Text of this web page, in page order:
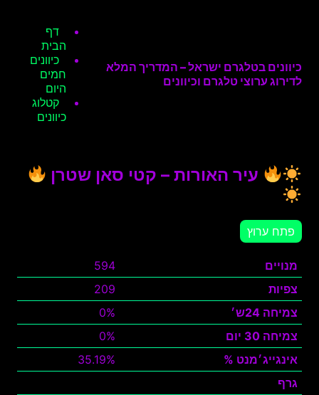
כיוונים בטלגרם ישראל – המדריך המלא
לדירוג ערוצי טלגרם וכיוונים
דף
הבית
כיוונים
חמים
היום
קטלוג
כיוונים
עיר האורות – קטי סאן שטרן
פתח ערוץ
מנויים
594
צפיות
209
צמיחה 24ש׳
0%
צמיחה 30 יום
0%
אינגייג׳מנט %
35.19%
גרף